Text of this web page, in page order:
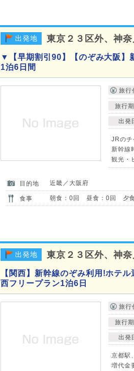
出発地 東京２３区外、神
▼【早期割引90】【のぞみ大阪】
1泊6日間
旅行
旅行
出発
JRのチ
新幹線
観光・
目的地 近畿／大阪府
食事 朝食：0回 昼食：0回 夕
出発地 東京２３区外、神
【関西】新幹線のぞみ利用!ホテ
西フリープラン1泊6日
旅行
旅行
出発
京都駅
増代金